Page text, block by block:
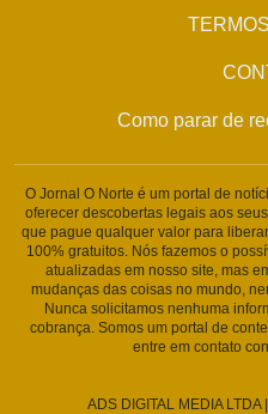
Como parar de
O Jornal O Norte é um portal de
oferecer descobertas legais aos
que pague qualquer valor para
100% gratuitos. Nós fazemos o
atualizadas em nosso site, mas
mudanças das coisas no mundo,
Nunca solicitamos nenhuma
cobrança. Somos um portal de
entre em contato
ADS DIGITAL MEDIA